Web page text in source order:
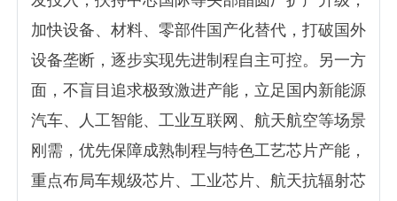
加快设备、材料、零部件国产化替代，打破国外
设备垄断，逐步实现先进制程自主可控。另一方
面，不盲目追求极致激进产能，立足国内新能源
汽车、人工智能、工业互联网、航天航空等场景
刚需，优先保障成熟制程与特色工艺芯片产能，
重点布局车规级芯片、工业芯片、航天抗辐射芯